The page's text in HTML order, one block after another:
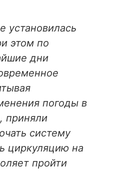
установилась
этом по
дни
погоды в
приняли
систему
циркуляцию на
пройти